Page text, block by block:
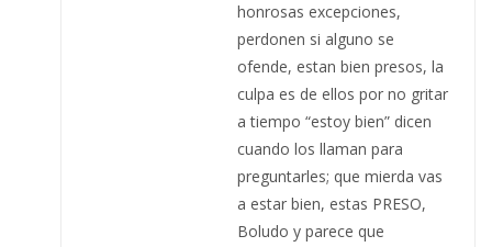
honrosas excepciones,
perdonen si alguno se
ofende, estan bien presos, la
culpa es de ellos por no gritar
a tiempo “estoy bien” dicen
cuando los llaman para
preguntarles; que mierda vas
a estar bien, estas PRESO,
Boludo y parece que